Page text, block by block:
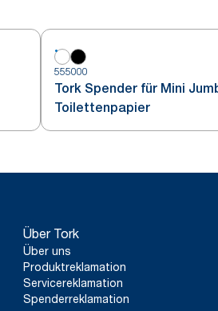
555000
Tork Spender für Mini
Toilettenpapier
Über Tork
Über uns
Produktreklamation
Servicereklamation
Spenderreklamation